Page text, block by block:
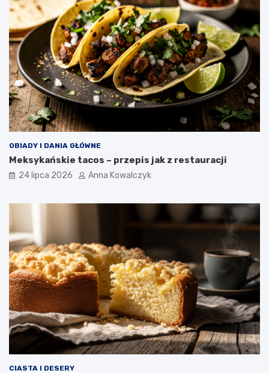
OBIADY I DANIA GŁÓWNE
Meksykańskie tacos – przepis jak z restauracji
24 lipca 2026 Anna Kowalczyk
CIASTA I DESERY